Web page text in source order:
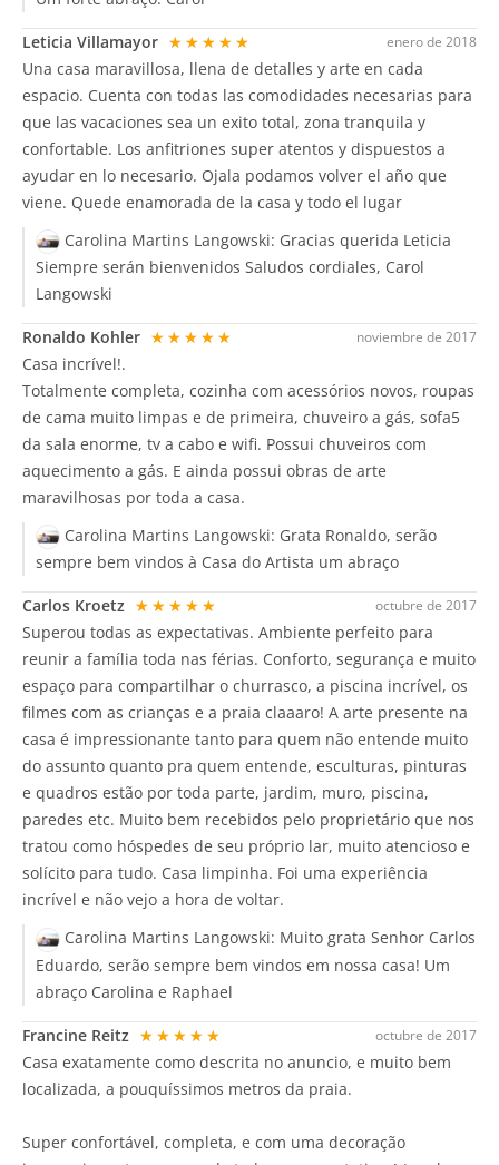
enero de 2018
Leticia Villamayor ★★★★★
Una casa maravillosa, llena de detalles y arte en cada
espacio. Cuenta con todas las comodidades necesarias para
que las vacaciones sea un exito total, zona tranquila y
confortable. Los anfitriones super atentos y dispuestos a
ayudar en lo necesario. Ojala podamos volver el año que
viene. Quede enamorada de la casa y todo el lugar
Carolina Martins Langowski: Gracias querida Leticia
Siempre serán bienvenidos Saludos cordiales, Carol
Langowski
noviembre de 2017
Ronaldo Kohler ★★★★★
Casa incrível!.
Totalmente completa, cozinha com acessórios novos, roupas
de cama muito limpas e de primeira, chuveiro a gás, sofa5
da sala enorme, tv a cabo e wifi. Possui chuveiros com
aquecimento a gás. E ainda possui obras de arte
maravilhosas por toda a casa.
Carolina Martins Langowski: Grata Ronaldo, serão
sempre bem vindos à Casa do Artista um abraço
octubre de 2017
Carlos Kroetz ★★★★★
Superou todas as expectativas. Ambiente perfeito para
reunir a família toda nas férias. Conforto, segurança e muito
espaço para compartilhar o churrasco, a piscina incrível, os
filmes com as crianças e a praia claaaro! A arte presente na
casa é impressionante tanto para quem não entende muito
do assunto quanto pra quem entende, esculturas, pinturas
e quadros estão por toda parte, jardim, muro, piscina,
paredes etc. Muito bem recebidos pelo proprietário que nos
tratou como hóspedes de seu próprio lar, muito atencioso e
solícito para tudo. Casa limpinha. Foi uma experiência
incrível e não vejo a hora de voltar.
Carolina Martins Langowski: Muito grata Senhor Carlos
Eduardo, serão sempre bem vindos em nossa casa! Um
abraço Carolina e Raphael
octubre de 2017
Francine Reitz ★★★★★
Casa exatamente como descrita no anuncio, e muito bem
localizada, a pouquíssimos metros da praia.
Super confortável, completa, e com uma decoração